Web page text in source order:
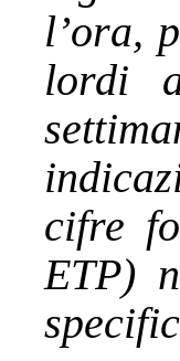
l’ora,
lordi
cifre
ETP)